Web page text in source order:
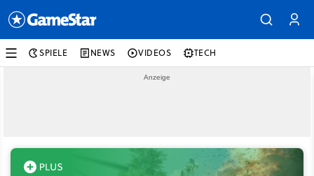
SPIELE NEWS VIDEOS TECH